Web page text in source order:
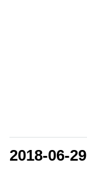
2018-06-29